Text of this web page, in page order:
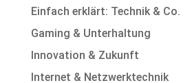
Einfach erklärt: Technik & Co.
Gaming & Unterhaltung
Innovation & Zukunft
Internet & Netzwerktechnik